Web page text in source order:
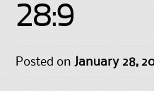
28:9
Posted on January 28,